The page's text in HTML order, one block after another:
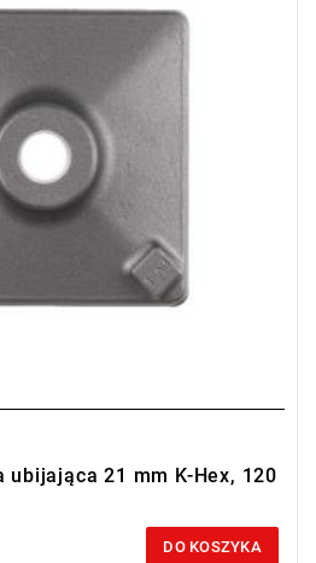
stożkowego.
ubijająca 21 mm K-Hex, 120
DO KOSZYKA